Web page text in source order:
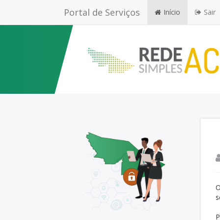
Portal de Serviços Início Sair